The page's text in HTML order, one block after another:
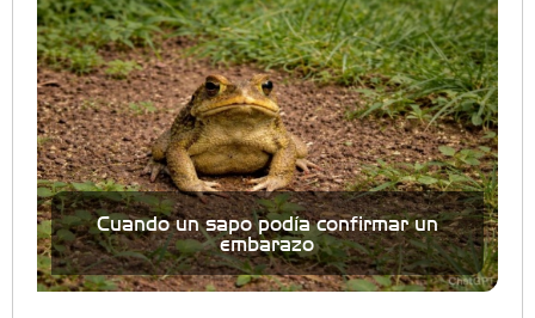
Cuando un sapo podía confirmar un
embarazo